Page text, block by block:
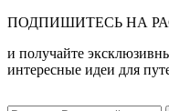
ПОДПИШИТЕСЬ НА
и получайте
интересные идеи для